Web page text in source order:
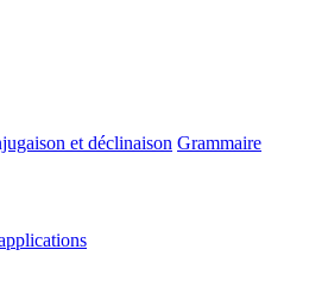
et déclinaison Grammaire